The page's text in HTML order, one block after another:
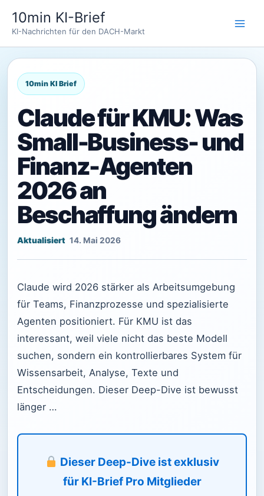
Inhalt
springen
10min KI-Brief
KI-Nachrichten für den DACH-Markt
Claude für KMU: Was
Small-Business- und
Finanz-Agenten
2026 an
Beschaffung ändern
14. Mai 2026
Claude wird 2026 stärker als Arbeitsumgebung
für Teams, Finanzprozesse und spezialisierte
Agenten positioniert. Für KMU ist das
interessant, weil viele nicht das beste Modell
suchen, sondern ein kontrollierbares System für
Wissensarbeit, Analyse, Texte und
Entscheidungen. Dieser Deep-Dive ist bewusst
länger …
Dieser Deep-Dive ist exklusiv
für KI-Brief Pro Mitglieder